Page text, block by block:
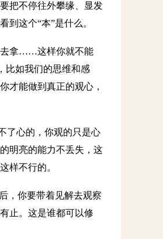
把不停往外攀缘、显发
这个“本”是什么。
去拿……这样你就不能
比如我们的思维和感
才能做到真正的观心，
了心的，你观的只是心
明亮的能力不丢失，这
样不行的。
，你要带着见解去观察
止。这是谁都可以修